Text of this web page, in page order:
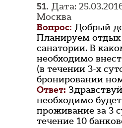
51. Дата:
Москва
Вопрос: Добрый
Планируем
санатории. В
необходимо
(в течении 3-х
бронировании
Ответ:
необходимо
проживание за 3
течение 10